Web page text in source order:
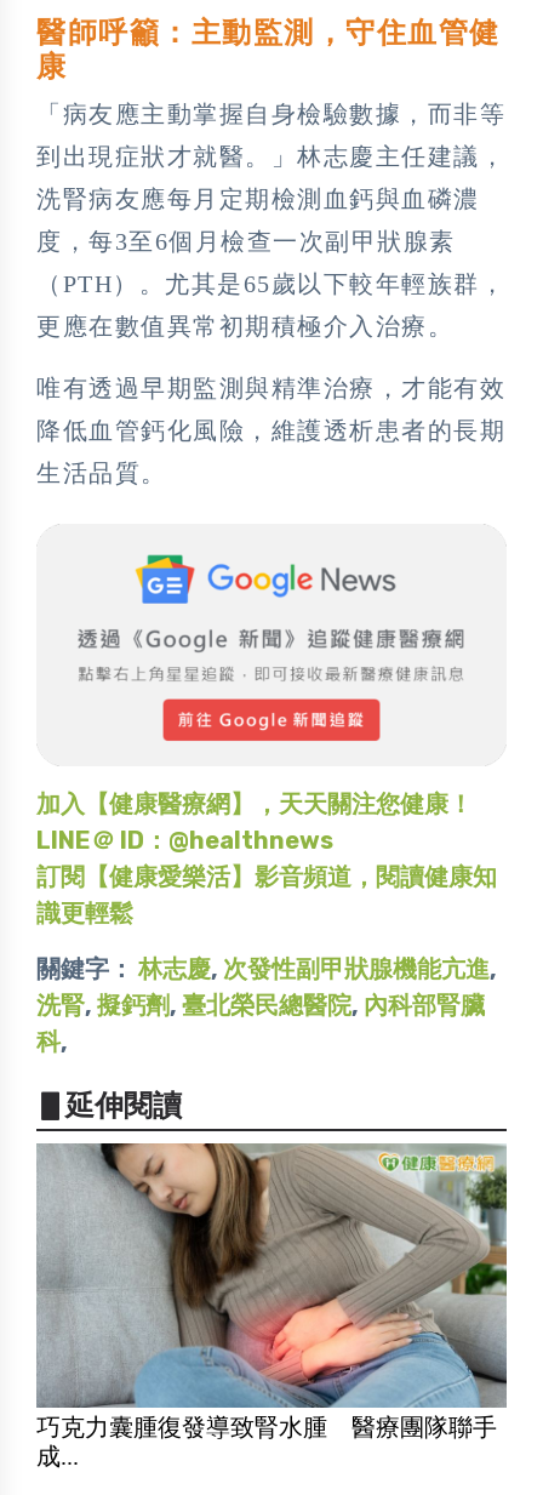
醫師呼籲：主動監測，守住血管健
康
「病友應主動掌握自身檢驗數據，而非等
到出現症狀才就醫。」林志慶主任建議，
洗腎病友應每月定期檢測血鈣與血磷濃
度，每3至6個月檢查一次副甲狀腺素
（PTH）。尤其是65歲以下較年輕族群，
更應在數值異常初期積極介入治療。
唯有透過早期監測與精準治療，才能有效
降低血管鈣化風險，維護透析患者的長期
生活品質。
加入【健康醫療網】，天天關注您健康！
LINE＠ ID：@healthnews
訂閱【健康愛樂活】影音頻道，閱讀健康知
識更輕鬆
關鍵字：林志慶, 次發性副甲狀腺機能亢進,
洗腎, 擬鈣劑, 臺北榮民總醫院, 內科部腎臟
科,
▋延伸閱讀
巧克力囊腫復發導致腎水腫 醫療團隊聯手
成...